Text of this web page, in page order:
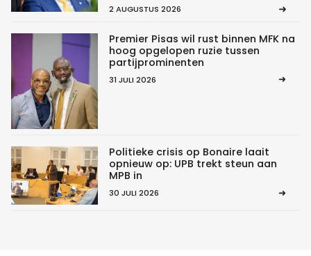
2 AUGUSTUS 2026
Premier Pisas wil rust binnen MFK na
hoog opgelopen ruzie tussen
partijprominenten
31 JULI 2026
Politieke crisis op Bonaire laait
opnieuw op: UPB trekt steun aan
MPB in
30 JULI 2026